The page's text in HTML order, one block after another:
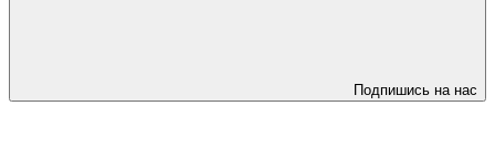
Подпишись на нас